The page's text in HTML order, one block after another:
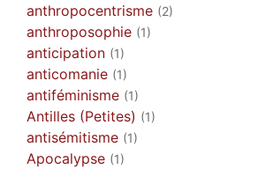
anthropocentrisme (2)
anthroposophie (1)
anticipation (1)
anticomanie (1)
antiféminisme (1)
Antilles (Petites) (1)
antisémitisme (1)
Apocalypse (1)